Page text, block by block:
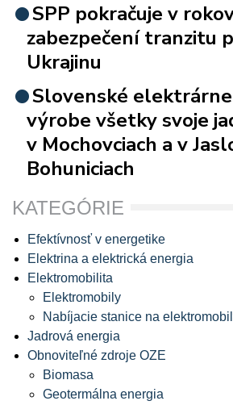
SPP pokračuje v
zabezpečení tranzitu
Ukrajinu
Slovenské elektrárne
výrobe všetky svoje
v Mochovciach a v
Bohuniciach
KATEGÓRIE
Efektívnosť v energetike
Elektrina a elektrická energia
Elektromobilita
Elektromobily
Nabíjacie stanice na
Jadrová energia
Obnoviteľné zdroje OZE
Biomasa
Geotermálna energia